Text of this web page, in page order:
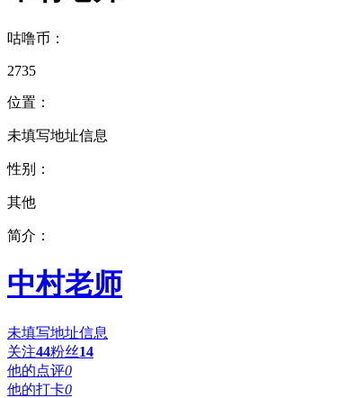
咕噜币：
2735
位置：
未填写地址信息
性别：
其他
简介：
中村老师
未填写地址信息
关注44粉丝14
他的点评0
他的打卡0